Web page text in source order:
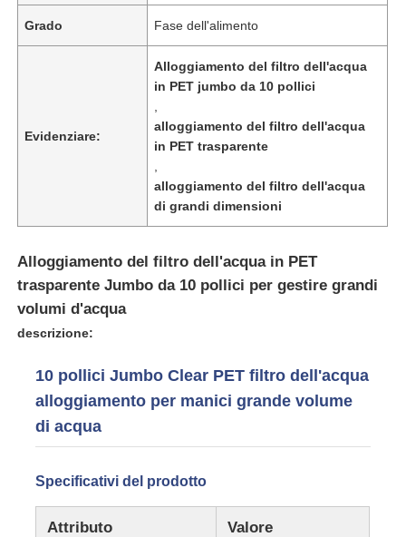
Chi siamo
Controllo di qualità
notizie
Sistemi RO
Amorbiditura dell'acqua
custodia di filtro dell'acqua
cartuccia di filtro dall'acqua
Grado Fase dell'alimento
Evidenziare:
Alloggiamento del filtro dell'acqua
in PET jumbo da 10 pollici
alloggiamento del filtro dell'acqua
in PET trasparente
alloggiamento del filtro dell'acqua
di grandi dimensioni
Alloggiamento del filtro dell'acqua in PET
trasparente Jumbo da 10 pollici per gestire grandi
volumi d'acqua
descrizione:
10 pollici Jumbo Clear PET filtro dell'acqua
alloggiamento per manici grande volume
di acqua
Specificativi del prodotto
Attributo Valore